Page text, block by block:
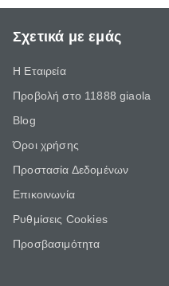
Σχετικά με εμάς
Η Εταιρεία
Προβολή στο 11888 giaola
Blog
Όροι χρήσης
Προστασία Δεδομένων
Επικοινωνία
Ρυθμίσεις Cookies
Προσβασιμότητα